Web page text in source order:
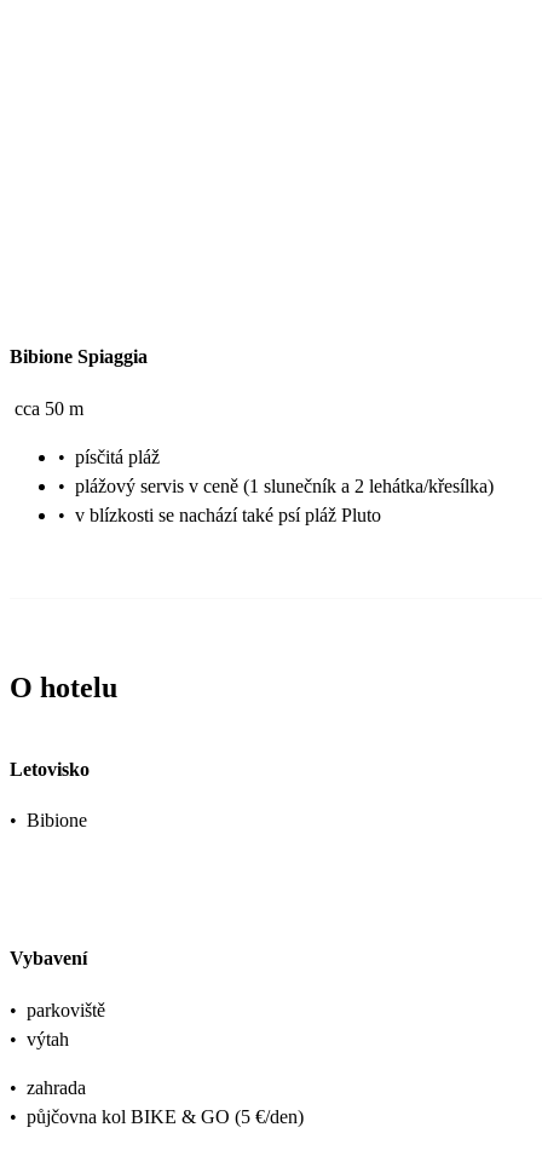
Bibione Spiaggia
cca 50 m
• písčitá pláž
• plážový servis v ceně (1 slunečník a 2 lehátka/křesílka)
• v blízkosti se nachází také psí pláž Pluto
O hotelu
Letovisko
• Bibione
Vybavení
• parkoviště
• výtah
• zahrada
• půjčovna kol BIKE & GO (5 €/den)